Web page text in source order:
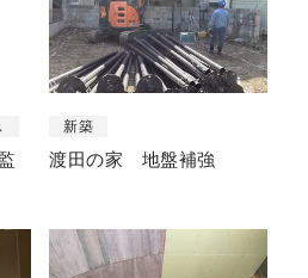
新築
渡田の家 地盤補強